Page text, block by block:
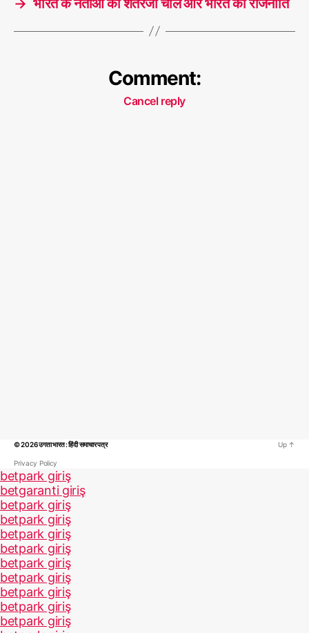
Comment:
Cancel reply
© 2026उगता भारत : हिंदी समाचार पत्र
Privacy Policy
Up ↑
betpark giriş
betgaranti giriş
betpark giriş
betpark giriş
betpark giriş
betpark giriş
betpark giriş
betpark giriş
betpark giriş
betpark giriş
betpark giriş